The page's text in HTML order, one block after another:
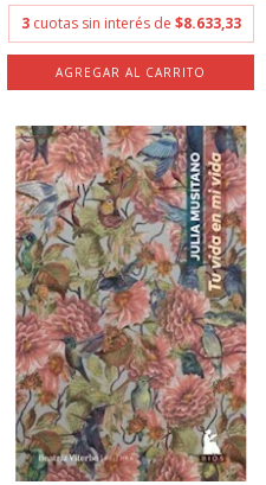
3 cuotas sin interés de $8.633,33